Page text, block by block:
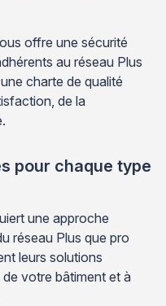
offre une sécurité
au réseau Plus
charte de qualité
de la
pour chaque type
une approche
réseau Plus que pro
leurs solutions
votre bâtiment et à